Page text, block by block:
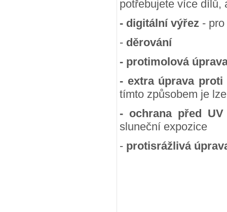
potřebujete více dílů,
- digitální výřez -
- děrování
- protimolová
- extra úprava
tímto způsobem je
- ochrana před
sluneční expozice
- protisrážlivá